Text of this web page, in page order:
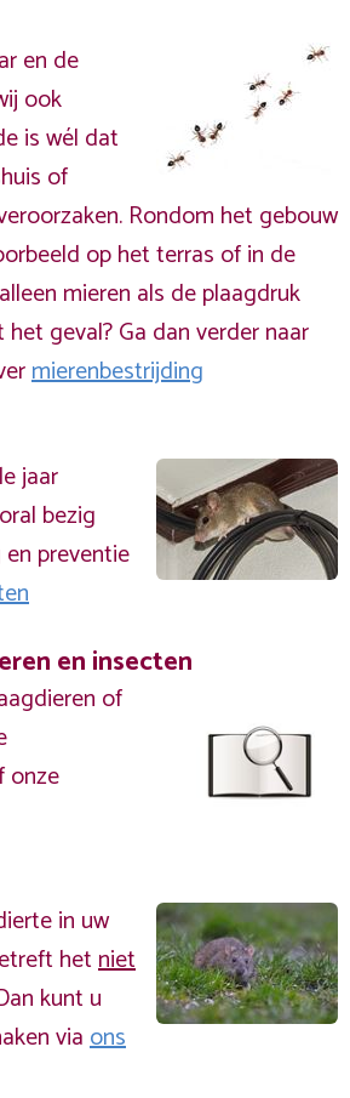
en de
ook
is wél dat
of
Rondom het gebouw
op het terras of in de
mieren als de plaagdruk
geval? Ga dan verder naar
mierenbestrijding
jaar
bezig
preventie
en insecten
of
onze
in uw
hetniet
kunt u
viaons